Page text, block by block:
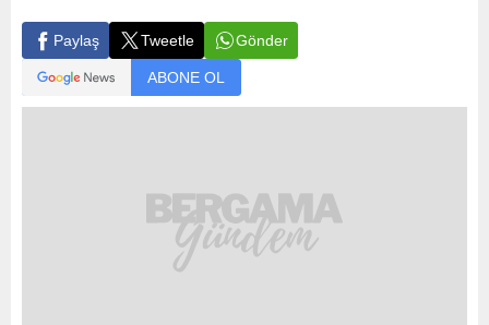
Paylaş Tweetle Gönder
ABONE OL